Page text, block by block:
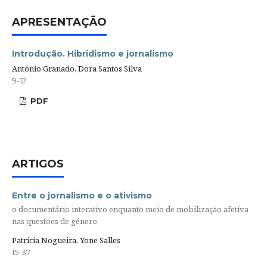
APRESENTAÇÃO
Introdução. Hibridismo e jornalismo
António Granado, Dora Santos Silva
9-12
PDF
ARTIGOS
Entre o jornalismo e o ativismo
o documentário interativo enquanto meio de mobilização afetiva
nas questões de género
Patricia Nogueira, Yone Salles
15-37